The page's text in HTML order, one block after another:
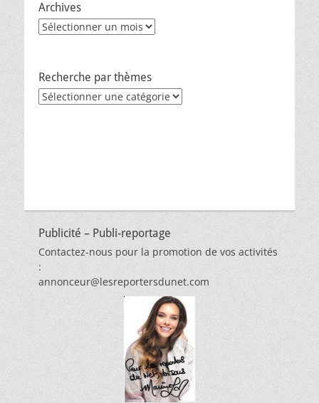
Archives
Archives
Recherche par thèmes
Recherche
Publicité – Publi-reportage
Contactez-nous pour la promotion de vos activités
:
annonceur@lesreportersdunet.com